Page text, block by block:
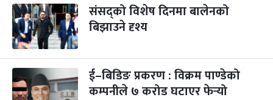
३
मंगल
महानवमी
कार्तिक ३, २०८३-Oct 20, 2026
२ महिना बाँकी
४
बुध कार्तिक ४, २०८३ -Oct 21, 2026
पापा‌ङ्कुशा एकादशी व्रत २ महिना बाँकी
संसद्को विशेष दिनमा बालेनको
बिझाउने दृश्य
ई–बिडिङ प्रकरण : विक्रम पाण्डेको
कम्पनीले ७ करोड घटाएर फेर्‍यो